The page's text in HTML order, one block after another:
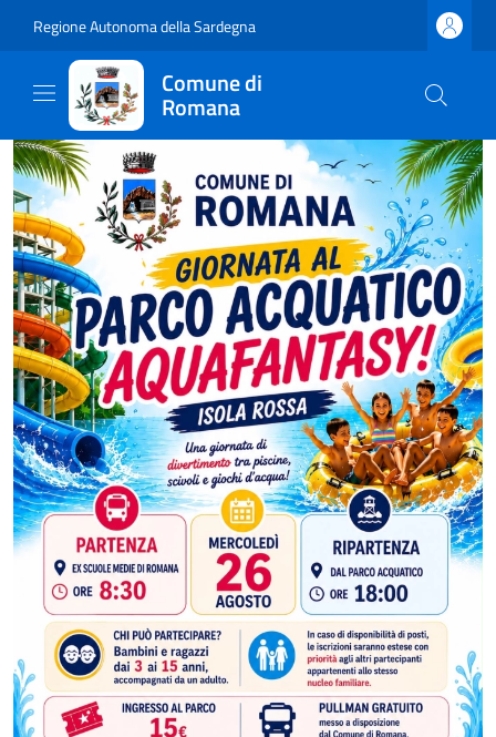
Regione Autonoma della Sardegna
Comune di
Romana